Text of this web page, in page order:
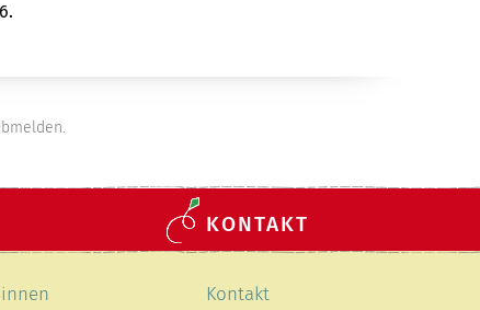
KONTAKT
überspringen
Kontakt